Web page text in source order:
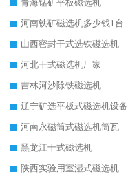
青海锰矿平板磁选机
河南铁矿磁选机多少钱1台
山西密封干式选铁磁选机
河北干式磁选机厂家
吉林河沙除铁磁选机
辽宁矿选平板式磁选机设备
河南永磁筒式磁选机筒瓦
黑龙江干式磁选机
陕西实验用室湿式磁选机